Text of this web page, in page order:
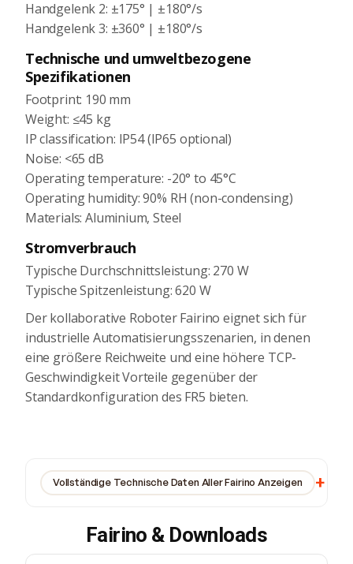
Handgelenk 2: ±175° | ±180°/s
Handgelenk 3: ±360° | ±180°/s
Technische und umweltbezogene
Spezifikationen
Footprint: 190 mm
Weight: ≤45 kg
IP classification: IP54 (IP65 optional)
Noise: <65 dB
Operating temperature: -20° to 45°C
Operating humidity: 90% RH (non-condensing)
Materials: Aluminium, Steel
Stromverbrauch
Typische Durchschnittsleistung: 270 W
Typische Spitzenleistung: 620 W
Der kollaborative Roboter Fairino eignet sich für
industrielle Automatisierungsszenarien, in denen
eine größere Reichweite und eine höhere TCP-
Geschwindigkeit Vorteile gegenüber der
Standardkonfiguration des FR5 bieten.
Vollständige Technische Daten Aller Fairino Anzeigen
Fairino & Downloads